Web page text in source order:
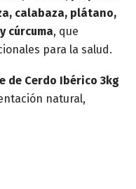
calabaza, plátano,
cúrcuma, que
para la salud.
de Cerdo Ibérico 3kg
natural,